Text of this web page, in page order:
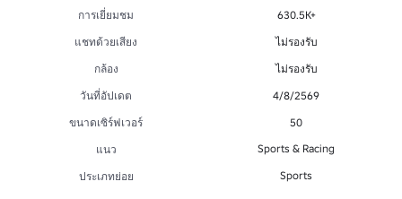
การเยี่ยมชม
630.5K+
แชทด้วยเสียง
ไม่รองรับ
กล้อง
ไม่รองรับ
วันที่อัปเดต
4/8/2569
ขนาดเซิร์ฟเวอร์
50
แนว
Sports & Racing
ประเภทย่อย Sports